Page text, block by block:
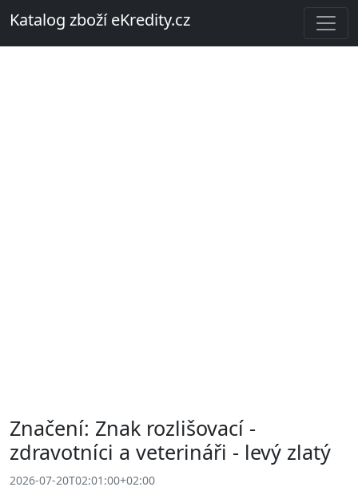
Katalog zboží eKredity.cz
Značení: Znak rozlišovací -
zdravotníci a veterináři - levý zlatý
2026-07-20T02:01:00+02:00